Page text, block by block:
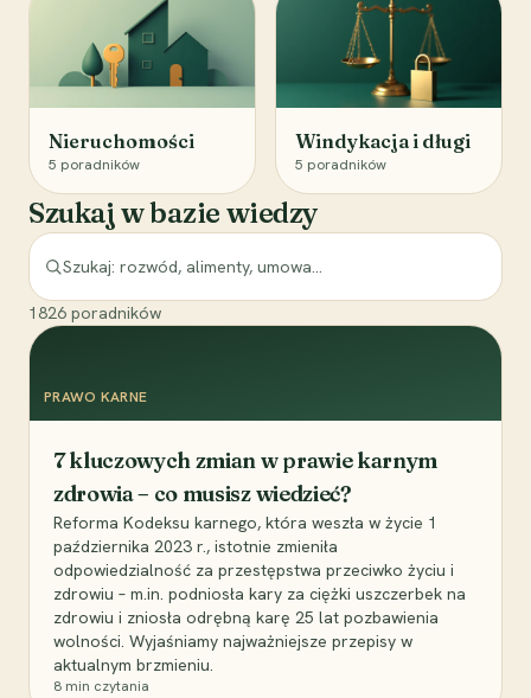
Nieruchomości
5 poradników
Windykacja i długi
5 poradników
Szukaj w bazie wiedzy
1826 poradników
PRAWO KARNE
7 kluczowych zmian w prawie karnym
zdrowia – co musisz wiedzieć?
Reforma Kodeksu karnego, która weszła w życie 1
października 2023 r., istotnie zmieniła
odpowiedzialność za przestępstwa przeciwko życiu i
zdrowiu – m.in. podniosła kary za ciężki uszczerbek na
zdrowiu i zniosła odrębną karę 25 lat pozbawienia
wolności. Wyjaśniamy najważniejsze przepisy w
aktualnym brzmieniu.
8 min czytania